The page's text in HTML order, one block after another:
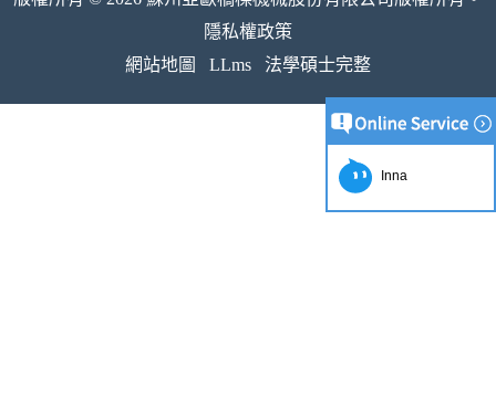
隱私權政策
網站地圖
LLms 法學碩士完整
Inna